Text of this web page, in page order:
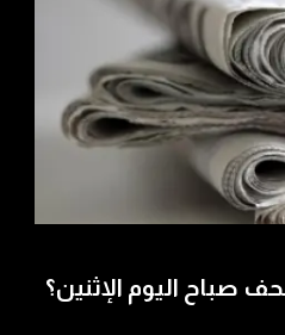
صباح اليوم الإثنين؟